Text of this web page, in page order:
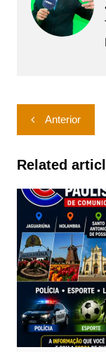
Navegação
de
Post
Anterior
Related